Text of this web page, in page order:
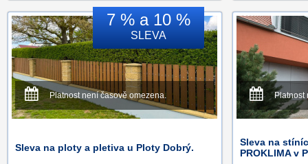
7 % a 10 %
SLEVA
Platnost není časově omezena.
Sleva na ploty a pletiva u Ploty Dobrý.
Platnost
Sleva na
PROKLIMA v